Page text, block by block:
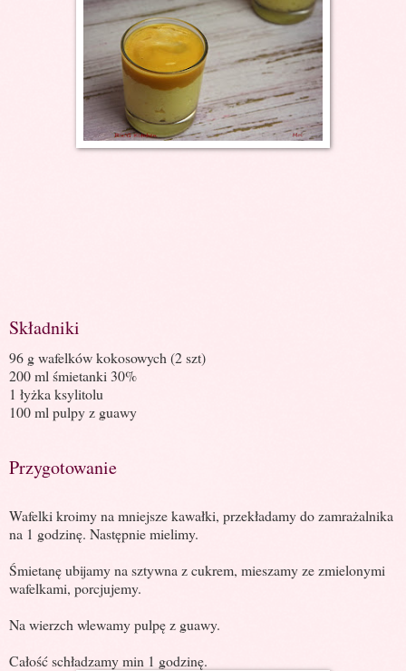
Składniki
96 g wafelków kokosowych (2 szt)
200 ml śmietanki 30%
1 łyżka ksylitolu
100 ml pulpy z guawy
Przygotowanie
Wafelki kroimy na mniejsze kawałki, przekładamy do zamrażalnika
na 1 godzinę. Następnie mielimy.
Śmietanę ubijamy na sztywna z cukrem, mieszamy ze zmielonymi
wafelkami, porcjujemy.
Na wierzch wlewamy pulpę z guawy.
Całość schładzamy min 1 godzinę.